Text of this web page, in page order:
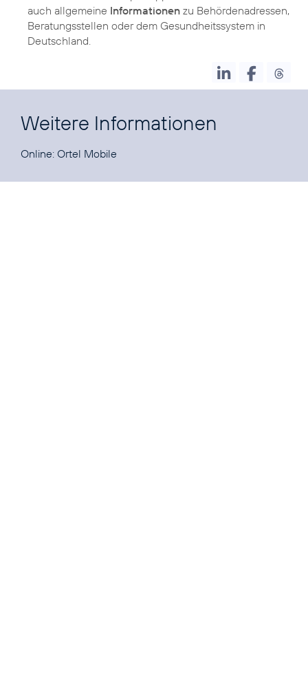
auch allgemeine Informationen zu Behördenadressen,
Beratungsstellen oder dem Gesundheitssystem in
Deutschland.
Weitere Informationen
Online: Ortel Mobile